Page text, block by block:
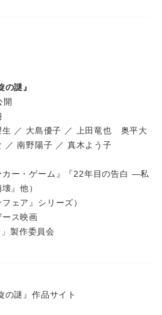
の謎』
開
／ 大島優子 ／ 上田竜也 奥平大
南野陽子 ／ 真木よう子
カー・ゲーム』『22年目の告白 ―私
』他）
ェア』シリーズ）
ス映画
製作委員会
の謎』作品サイト